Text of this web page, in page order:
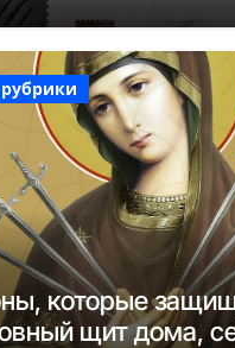
которые
щит дома,